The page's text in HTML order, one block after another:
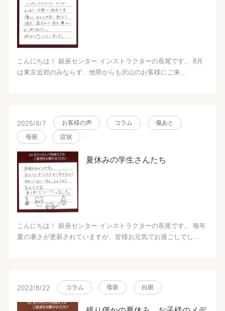
こんにちは！ 銀座センター インストラクターの長尾です。 8月
は東京近郊のみならず、他県からも沢山のお客様にご来...
2025/8/7 お客様の声 コラム
傷あと
母斑
症状
夏休みの学生さんたち
こんにちは！ 銀座センター インストラクターの長尾です。 毎年
夏の暑さが更新されていますが、皆様お元気でお過ごしでし...
2022/8/22 コラム 母斑 白斑